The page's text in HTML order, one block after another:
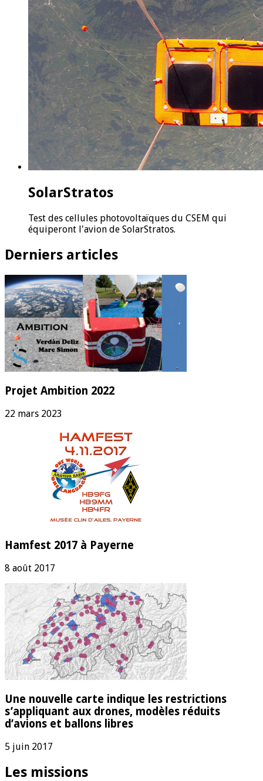
SolarStratos
Test des cellules photovoltaïques du CSEM qui
équiperont l'avion de SolarStratos.
Derniers articles
Projet Ambition 2022
22 mars 2023
Hamfest 2017 à Payerne
8 août 2017
Une nouvelle carte indique les restrictions
s’appliquant aux drones, modèles réduits
d’avions et ballons libres
5 juin 2017
Les missions